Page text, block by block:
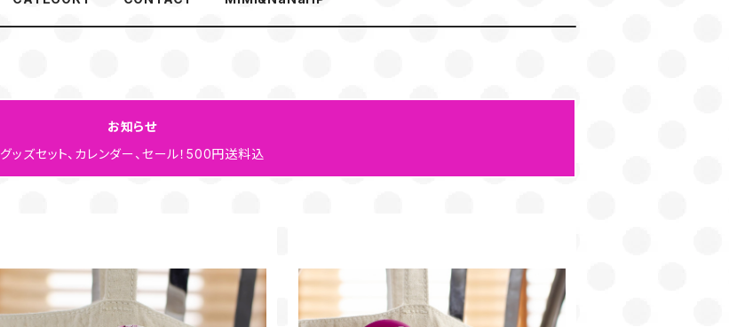
お知らせ
グッズセット、カレンダー、セール！500円送料込